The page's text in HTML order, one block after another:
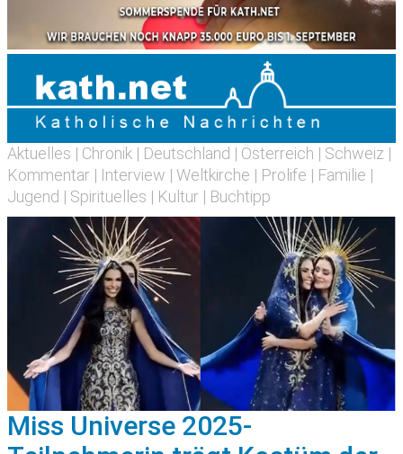
Aktuelles | Chronik | Deutschland | Österreich | Schweiz |
Kommentar | Interview | Weltkirche | Prolife | Familie |
Jugend | Spirituelles | Kultur | Buchtipp
Miss Universe 2025-